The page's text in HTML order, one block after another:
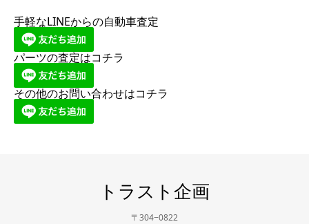
手軽なLINEからの自動車査定
パーツの査定はコチラ
その他のお問い合わせはコチラ
トラスト企画
〒304−0822